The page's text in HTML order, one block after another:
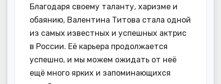
Благодаря своему таланту, харизме и
обаянию, Валентина Титова стала одной
из самых известных и успешных актрис
в России. Её карьера продолжается
успешно, и мы можем ожидать от неё
ещё много ярких и запоминающихся